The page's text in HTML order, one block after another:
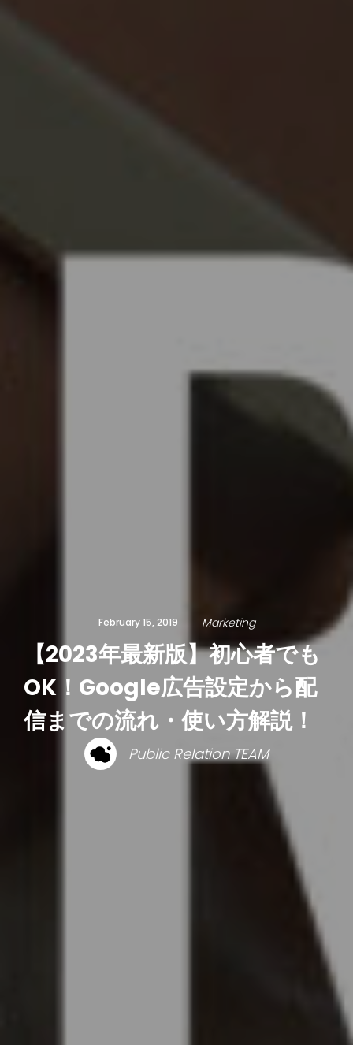
February 15, 2019 Marketing
【2023年最新版】初心者でも
OK！Google広告設定から配
信までの流れ・使い方解説！
Public Relation TEAM